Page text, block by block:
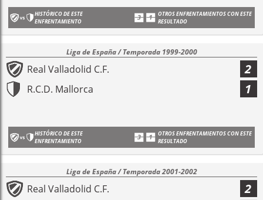
HISTÓRICO DE ESTE
ENFRENTAMIENTO
OTROS ENFRENTAMIENTOS CON ESTE
RESULTADO
Liga de España / Temporada 1999-2000
Real Valladolid C.F. 2
R.C.D. Mallorca 1
HISTÓRICO DE ESTE
ENFRENTAMIENTO
OTROS ENFRENTAMIENTOS CON ESTE
RESULTADO
Liga de España / Temporada 2001-2002
Real Valladolid C.F. 2